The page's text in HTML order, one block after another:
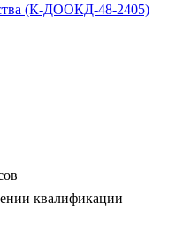
(К-ДООКД-48-2405)
квалификации